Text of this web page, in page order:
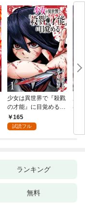
少女は異世界で『殺戮
の才能』に目覚める
(話売り) #1
165
試読フル
者
ランキング
無料